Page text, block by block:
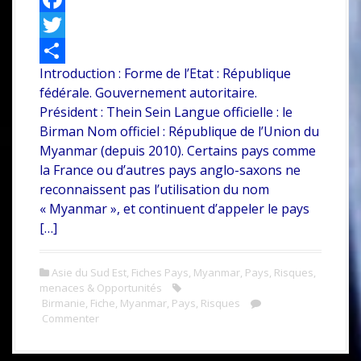
F
a
c
e
b
o
o
k
T
w
i
t
t
e
r
P
a
r
t
a
g
e
Introduction : Forme de l’Etat : République
fédérale. Gouvernement autoritaire.
Président : Thein Sein Langue officielle : le
Birman Nom officiel : République de l’Union du
Myanmar (depuis 2010). Certains pays comme
la France ou d’autres pays anglo-saxons ne
reconnaissent pas l’utilisation du nom
« Myanmar », et continuent d’appeler le pays
[…]
Asie du Sud Est, Fiches Pays, Myanmar, Pays, Risques,
menaces & Opportunités
Birmanie, Fiche, Myanmar, Pays, Risques
Commenter